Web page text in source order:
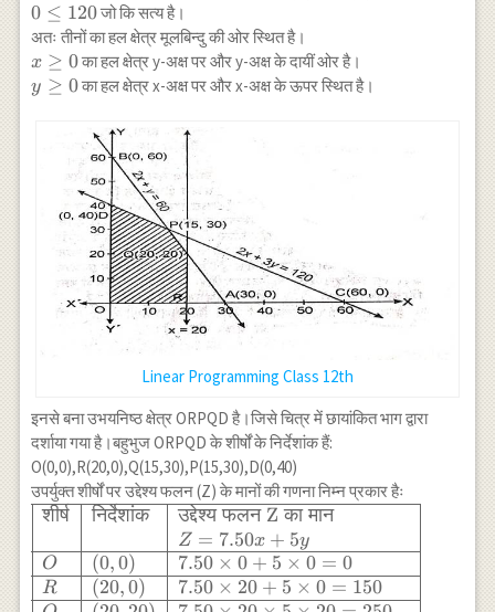
20
x+3
y
\leq
120
\Rightarrow
0 \leq 120
0 ≤ 120जो कि सत्य है।
अतः तीनों का हल क्षेत्र मूलबिन्दु की ओर स्थित है।
x
\geq
x ≥ 0का हल क्षेत्र y-अक्ष पर और y-अक्ष के दायीं ओर है।
y
y ≥ 0का हल क्षेत्र x-अक्ष पर और x-अक्ष के ऊपर स्थित है।
Linear Programming Class 12th
इनसे बना उभयनिष्ठ क्षेत्र ORPQD है।जिसे चित्र में छायांकित भाग द्वारा
दर्शाया गया है।बहुभुज ORPQD के शीर्षों के निर्देशांक हैं:
O(0,0),R(20,0),Q(15,30),P(15,30),D(0,40)
उपर्युक्त शीर्षों पर उद्देश्य फलन (Z) के मानों की गणना निम्न प्रकार हैः
\begin{array}
\text{शीर्ष} &
\text{निर्देशांक}
शीर्ष
O
R
निर्देशांक
(0,0)
(20,0)
उद्देश्य फलनZका मान
Z = 7.50x + 5y
7.50 × 0 + 5 × 0 = 0
7.50 × 20 + 5 × 0 = 150